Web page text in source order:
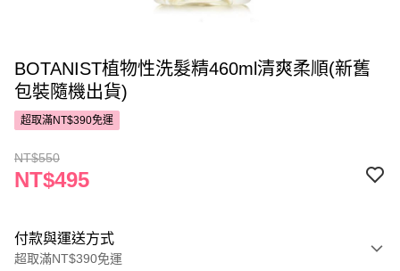
BOTANIST植物性洗髮精460ml清爽柔順(新舊
包裝隨機出貨)
超取滿NT$390免運
NT$550
NT$495
付款與運送方式
超取滿NT$390免運